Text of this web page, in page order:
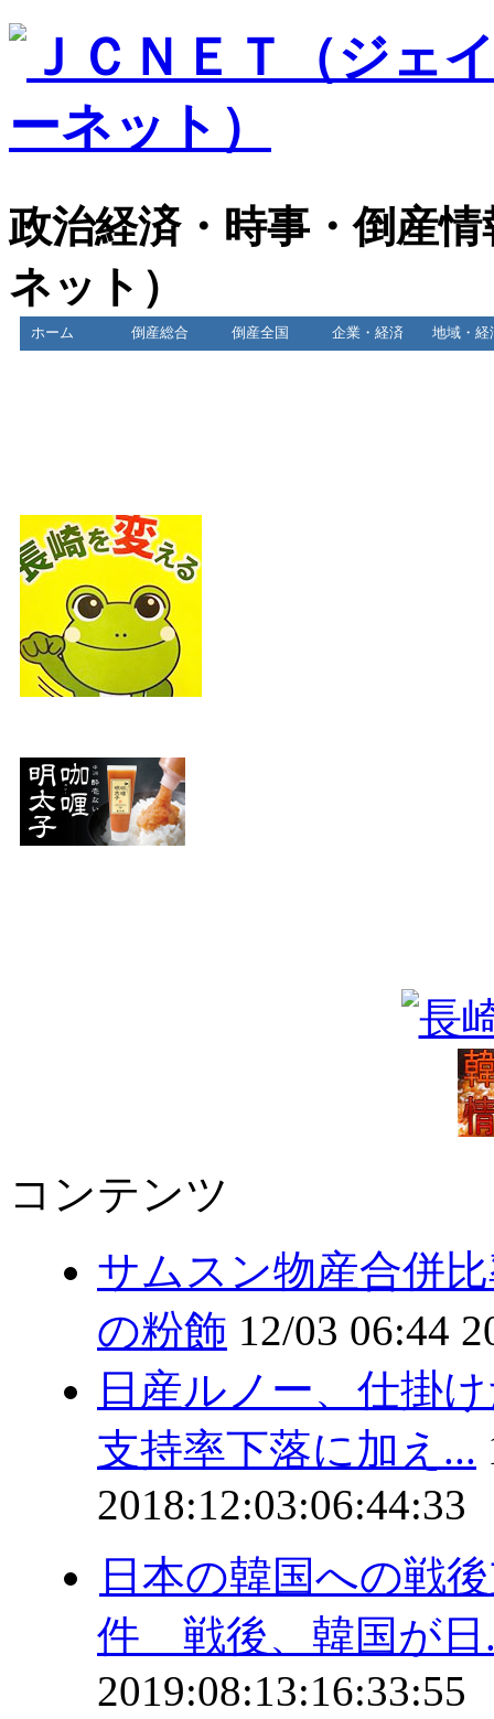
政治経済・時事・倒産
ネット）
ホーム 倒産総合 倒産全国 企業・経済 地域・経
コンテンツ
サムスン物産合併
の粉飾 12/03 06:44
日産ルノー、仕掛
支持率下落に加え...
2018:12:03:06:44:33
日本の韓国への戦
件 戦後、韓国が日
2019:08:13:16:33:55